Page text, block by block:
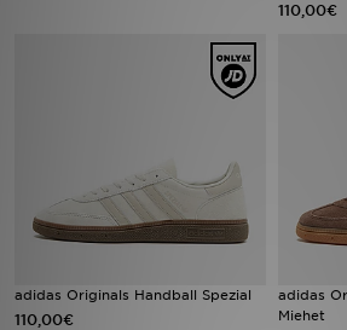
110,00€
adidas Originals Handball Spezial
110,00€
adidas
Miehet
Minun viestini
Asiakaspalvelu ja tietoa